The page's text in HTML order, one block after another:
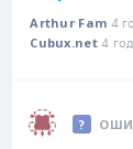
Arthur Fam 4
Cubux.net4